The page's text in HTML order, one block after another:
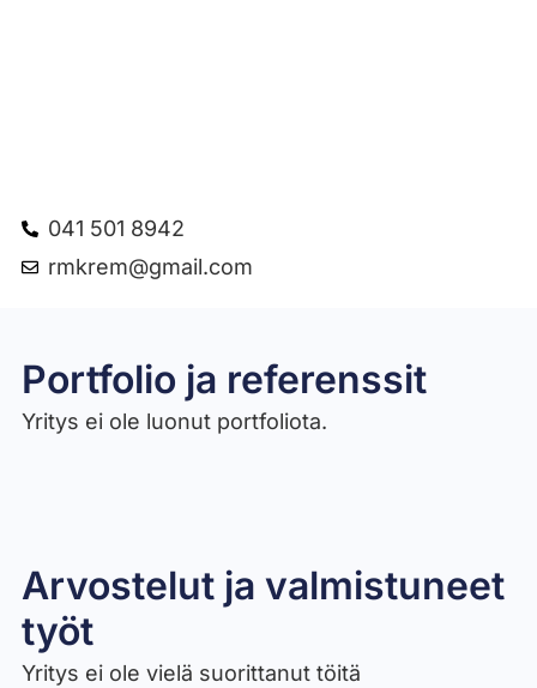
041 501 8942
rmkrem@gmail.com
Portfolio ja referenssit
Yritys ei ole luonut portfoliota.
Arvostelut ja valmistuneet
työt​
Yritys ei ole vielä suorittanut töitä